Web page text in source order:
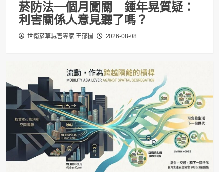
菸防法一個月闖關 鍾年晃質疑：
利害關係人意見聽了嗎？
世衛菸草減害專家 王郁揚 2026-08-08